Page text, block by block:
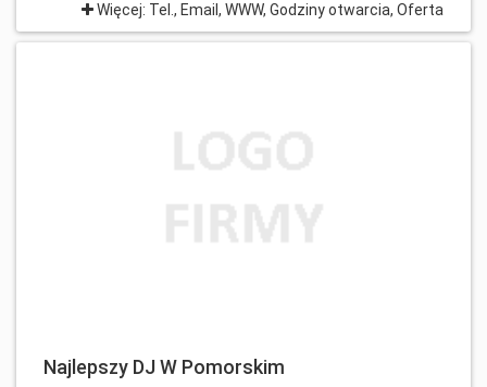
Więcej: Tel., Email, WWW, Godziny otwarcia, Oferta
Najlepszy DJ W Pomorskim